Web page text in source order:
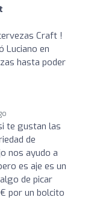
Craft !
Luciano en
hasta poder
te gustan las
de
nos ayudo a
es aje es un
de picar
por un bolcito